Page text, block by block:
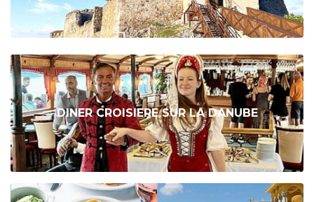
DINER CROISIERE SUR LA DANUBE